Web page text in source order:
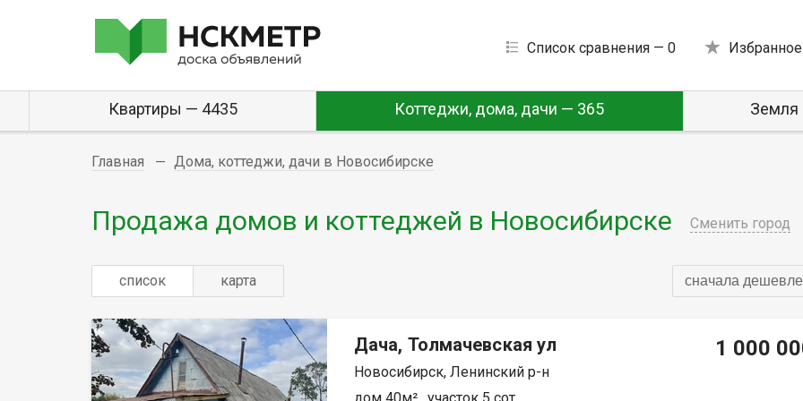
Список сравнения — 0
Квартиры — 4435 Коттеджи, дома, дачи — 365 Земля
Главная Дома, коттеджи, дачи в Новосибирске
Продажа домов и коттеджей в Новосибирске Сменить город
список карта сначала дешевле
Дача, Толмачевская ул
Новосибирск, Ленинский р-н
1 000